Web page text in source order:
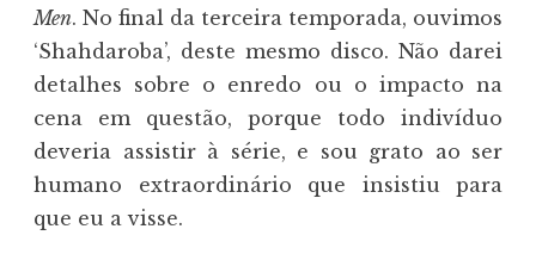
Men. No final da terceira temporada, ouvimos
‘Shahdaroba’, deste mesmo disco. Não darei
detalhes sobre o enredo ou o impacto na
cena em questão, porque todo indivíduo
deveria assistir à série, e sou grato ao ser
humano extraordinário que insistiu para
que eu a visse.